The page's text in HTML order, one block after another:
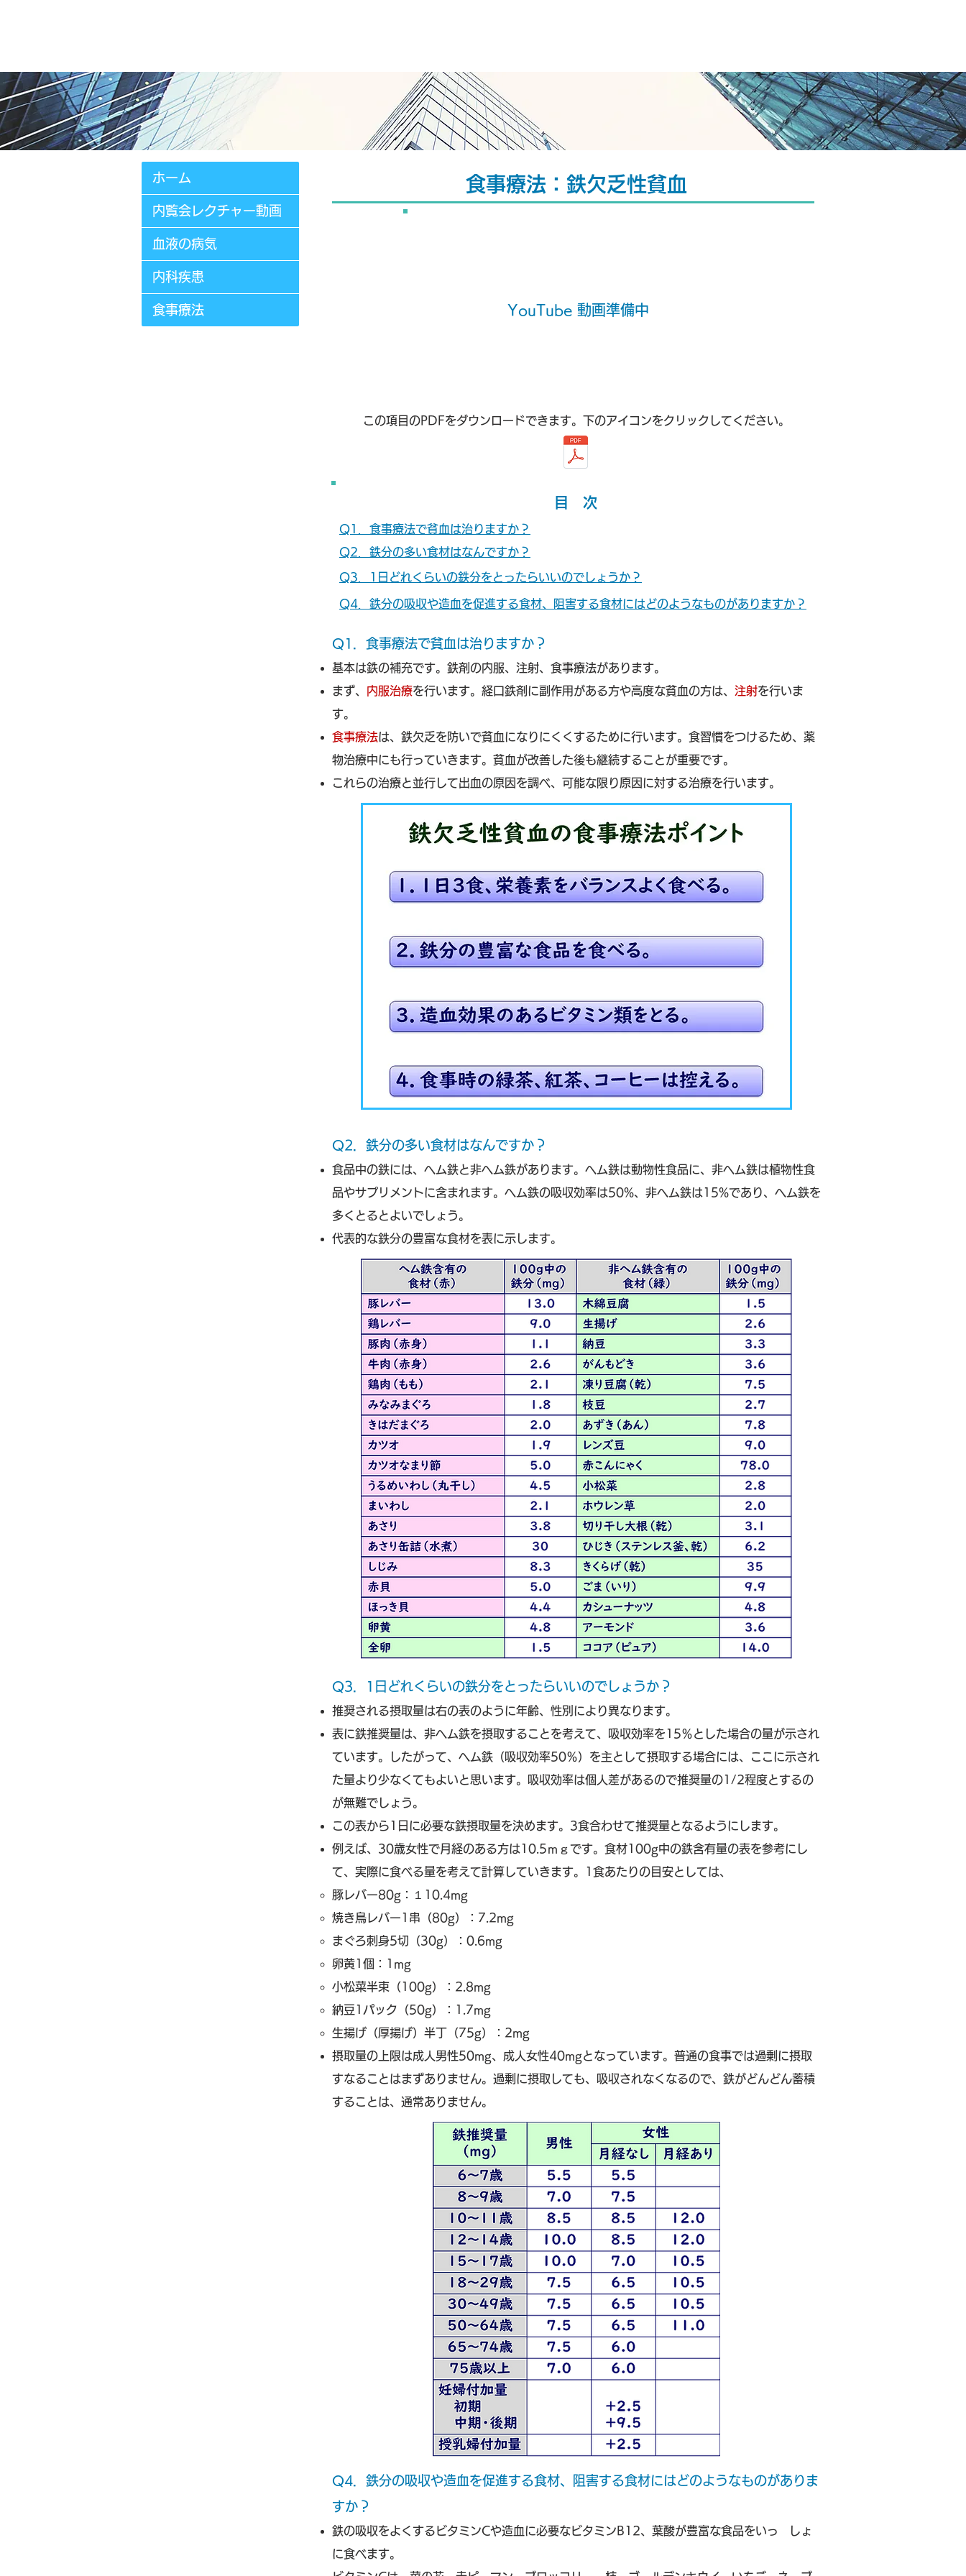
食事療法：鉄欠乏性貧血
YouTube 動画準備中
この項目のPDFをダウンロードできます。下のアイコンをクリックしてください。
目 次
Q1．食事療法で貧血は治りますか？
Q2．鉄分の多い食材はなんですか？
Q3． 1日どれくらいの鉄分をとったらいいのでしょうか？
Q4． 鉄分の吸収や造血を促進する食材、阻害する食材にはどのようなものがありますか？
Q1．食事療法で貧血は治りますか？
基本は鉄の補充です。鉄剤の内服、注射、食事療法があります。
まず、
内服治療を行います。経口鉄剤に副作用がある方や高度な貧血の方は、 注射を行いま
す。
食事療法は、鉄欠乏を防いで貧血になりにくくするために行います。食習慣をつけるため、薬
物治療中にも行っていきます。貧血が改善した後も継続することが重要です。
これらの治療と並行して出血の原因を調べ、可能な限り原因に対する治療を行います。
Q2．鉄分の多い食材はなんですか？
食品中の鉄には、ヘム鉄と非ヘム鉄があります。ヘム鉄は動物性食品に、非ヘム鉄は植物性食
品やサプリメントに含まれます。ヘム鉄の吸収効率は50%、非ヘム鉄は15%であり、ヘム鉄を
多くとるとよいでしょう。
代表的な鉄分の豊富な食材を表に示します。
Q3．1日どれくらいの鉄分をとったらいいのでしょうか？
推奨される摂取量は右の表のように年齢、性別により異なります。
表に鉄推奨量は、非ヘム鉄を摂取することを考えて、吸収効率を15％とした場合の量が示され
ています。したがって、ヘム鉄（吸収効率50％）を主として摂取する場合には、ここに示され
た量より少なくてもよいと思います。吸収効率は個人差があるので推奨量の1/2程度とするの
が無難でしょう。
この表から1日に必要な鉄摂取量を決めます。3食合わせて推奨量となるようにします。
例えば、30歳女性で月経のある方は10.5ｍｇです。食材100g中の鉄含有量の表を参考にし
て、実際に食べる量を考えて計算していきます。1食あたりの目安としては、
豚レバー80g：１10.4mg
焼き鳥レバー1串（80g）：7.2mg
まぐろ刺身5切（30g）：0.6mg
卵黄1個：1mg
小松菜半束（100g）：2.8mg
納豆1パック（50g）：1.7mg
生揚げ（厚揚げ）半丁（75g）：2mg
摂取量の上限は成人男性50mg、成人女性40mgとなっています。普通の食事では過剰に摂取
すなることはまずありません。過剰に摂取しても、吸収されなくなるので、鉄がどんどん蓄積
することは、通常ありません。
Q4．鉄分の吸収や造血を促進する食材、阻害する食材にはどのようなものがありま
すか？
鉄の吸収をよくするビタミンCや造血に必要なビタミンB12、葉酸が豊富な食品をいっ しょ
に食べます。
ホーム
内覧会レクチャー動画
血液の病気
内科疾患
食事療法